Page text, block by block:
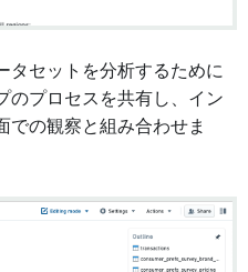
タセットを分析するために
のプロセスを共有し、イン
での観察と組み合わせま